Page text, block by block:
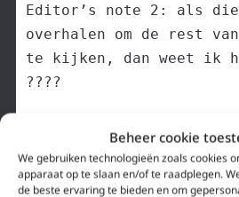
Beheer cookie
We gebruiken technologieën zoals cookies
apparaat op te slaan en/of te raadplegen.
de beste ervaring te bieden en om
Editor’s note 2: als
overhalen om de rest
te kijken, dan weet ik
????
GINTAMA
SNELLER DE
KIJKEN)